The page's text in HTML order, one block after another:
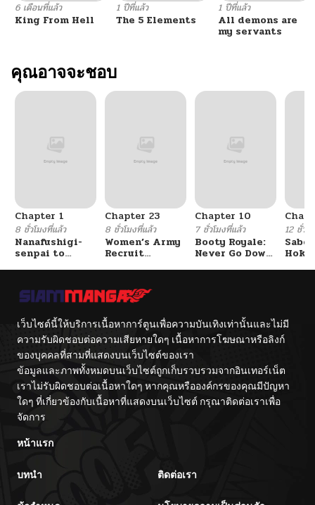
ตอนที่ 79 01/13/2026
ตอนที่ 78
ตอนที่ 74 01/13/2026
ตอนที่ 73
ตอนที่ 72
ตอนที่ 71 01/13/2026
ตอนที่ 70 09/08/2025
ตอนที่ 69
6 เดือนที่แล้ว
King From Hell
1 ปีที่แล้ว
The 5 Elements
1 ปีที่แล้ว
All demons are
my servants
คุณอาจจะชอบ
Chapter 1
8 ชั่วโมงที่แล้ว
Nanafushigi-
senpai to
Chapter 23
8 ชั่วโมงที่แล้ว
Women’s Army
Recruit
Chapter 10
7 ชั่วโมงที่แล้ว
Booty Royale:
Never Go Down
12 ชั่วโ
เว็บไซต์นี้ให้บริการเนื้อหาการ์ตูนเพื่อความบันเทิงเท่านั้นและไม่มี
ความรับผิดชอบต่อความเสียหายใดๆ เนื้อหาการโฆษณาหรือลิงก์
ของบุคคลที่สามที่แสดงบนเว็บไซต์ของเรา
ข้อมูลและภาพทั้งหมดบนเว็บไซต์ถูกเก็บรวบรวมจากอินเทอร์เน็ต
เราไม่รับผิดชอบต่อเนื้อหาใดๆ หากคุณหรือองค์กรของคุณมีปัญหา
ใดๆ ที่เกี่ยวข้องกับเนื้อหาที่แสดงบนเว็บไซต์ กรุณาติดต่อเราเพื่อ
จัดการ
หน้าแรก
บทนำ ติดต่อเรา